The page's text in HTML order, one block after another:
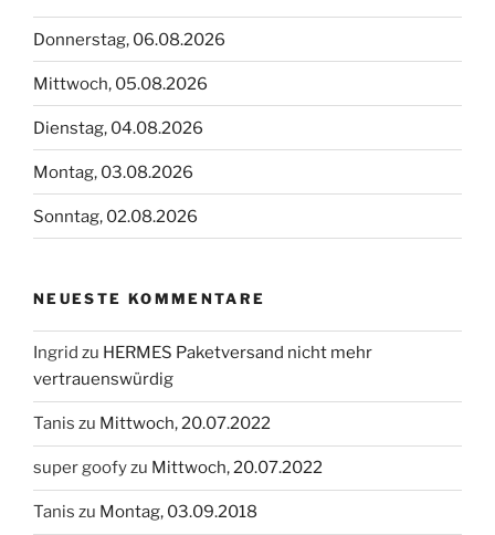
Donnerstag, 06.08.2026
Mittwoch, 05.08.2026
Dienstag, 04.08.2026
Montag, 03.08.2026
Sonntag, 02.08.2026
NEUESTE KOMMENTARE
Ingrid zu HERMES Paketversand nicht mehr
vertrauenswürdig
Tanis zu Mittwoch, 20.07.2022
super goofyzu Mittwoch, 20.07.2022
Tanis zu Montag, 03.09.2018